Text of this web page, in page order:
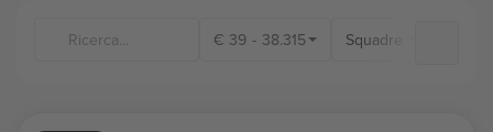
€ 39 - 38.315 Squadre